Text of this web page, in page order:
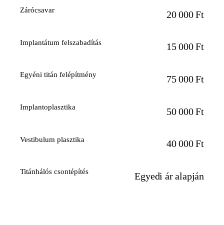
Zárócsavar 20 000 Ft
Implantátum felszabadítás 15 000 Ft
Egyéni titán felépítmény 75 000 Ft
Implantoplasztika 50 000 Ft
Vestibulum plasztika 40 000 Ft
Titánhálós csontépítés Egyedi ár alapján